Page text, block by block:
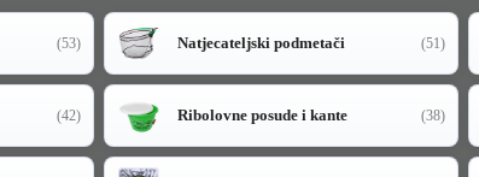
(53) Natjecateljski podmetači (51)
(42) Ribolovne posude i kante (38)